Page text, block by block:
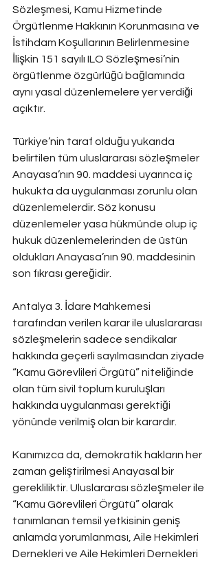
Sözleşmesi, Kamu Hizmetinde
Örgütlenme Hakkının Korunmasına ve
İstihdam Koşullarının Belirlenmesine
İlişkin 151 sayılı ILO Sözleşmesi’nin
örgütlenme özgürlüğü bağlamında
aynı yasal düzenlemelere yer verdiği
açıktır.
Türkiye’nin taraf olduğu yukarıda
belirtilen tüm uluslararası sözleşmeler
Anayasa’nın 90. maddesi uyarınca iç
hukukta da uygulanması zorunlu olan
düzenlemelerdir. Söz konusu
düzenlemeler yasa hükmünde olup iç
hukuk düzenlemelerinden de üstün
oldukları Anayasa’nın 90. maddesinin
son fıkrası gereğidir.
Antalya 3. İdare Mahkemesi
tarafından verilen karar ile uluslararası
sözleşmelerin sadece sendikalar
hakkında geçerli sayılmasından ziyade
“Kamu Görevlileri Örgütü” niteliğinde
olan tüm sivil toplum kuruluşları
hakkında uygulanması gerektiği
yönünde verilmiş olan bir karardır.
Kanımızca da, demokratik hakların her
zaman geliştirilmesi Anayasal bir
gerekliliktir. Uluslararası sözleşmeler ile
“Kamu Görevlileri Örgütü” olarak
tanımlanan temsil yetkisinin geniş
anlamda yorumlanması, Aile Hekimleri
Dernekleri ve Aile Hekimleri Dernekleri